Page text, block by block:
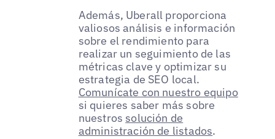
Además, Uberall proporciona
valiosos análisis e información
sobre el rendimiento para
realizar un seguimiento de las
métricas clave y optimizar su
estrategia de SEO local.
Comunícate con nuestro equipo
si quieres saber más sobre
nuestros solución de
administración de listados.